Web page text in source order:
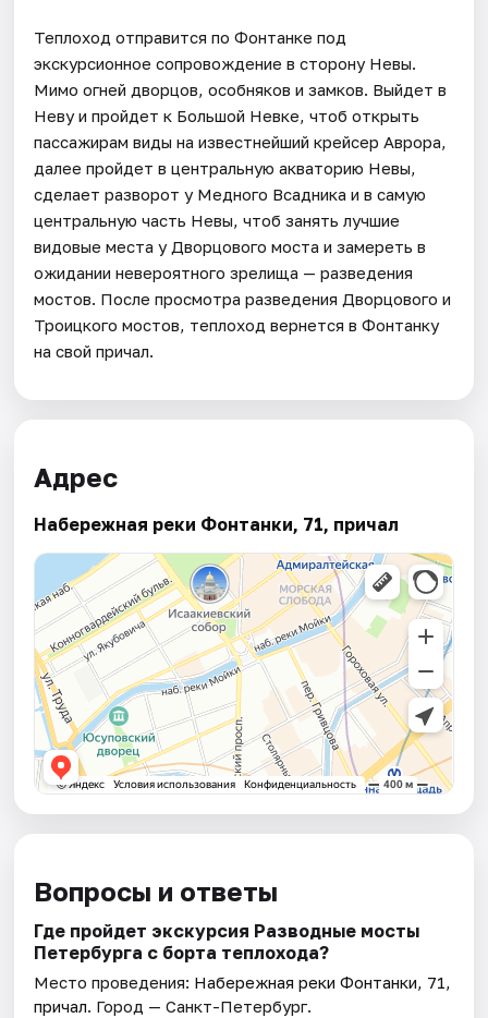
Теплоход отправится по Фонтанке под
экскурсионное сопровождение в сторону Невы.
Мимо огней дворцов, особняков и замков. Выйдет в
Неву и пройдет к Большой Невке, чтоб открыть
пассажирам виды на известнейший крейсер Аврора,
далее пройдет в центральную акваторию Невы,
сделает разворот у Медного Всадника и в самую
центральную часть Невы, чтоб занять лучшие
видовые места у Дворцового моста и замереть в
ожидании невероятного зрелища — разведения
мостов. После просмотра разведения Дворцового и
Троицкого мостов, теплоход вернется в Фонтанку
на свой причал.
Адрес
Набережная реки Фонтанки, 71, причал
Вопросы и ответы
Где пройдет экскурсия Разводные мосты
Петербурга с борта теплохода?
Место проведения: Набережная реки Фонтанки, 71,
причал. Город — Санкт-Петербург.